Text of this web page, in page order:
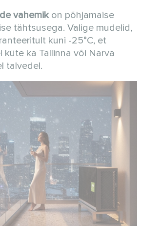
vahemikon põhjamaise
tähtsusega. Valige mudelid,
kuni -25°C, et
ka Tallinna või Narva
talvedel.